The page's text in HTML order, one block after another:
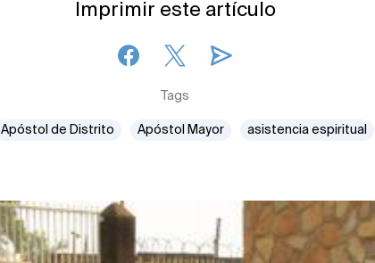
Imprimir este artículo
Tags
Apóstol de Distrito Apóstol Mayor asistencia espiritual